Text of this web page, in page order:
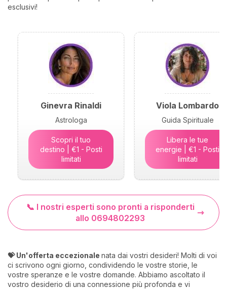
esclusivi!
Ginevra Rinaldi
Astrologa
Scopri il tuo
destino | €1 - Posti
limitati
Viola Lombardo
Guida Spirituale
Libera le tue
energie | €1 - Posti
limitati
📞 I nostri esperti sono pronti a risponderti
allo 0694802293
💝 Un'offerta eccezionale nata dai vostri desideri! Molti di voi
ci scrivono ogni giorno, condividendo le vostre storie, le
vostre speranze e le vostre domande. Abbiamo ascoltato il
vostro desiderio di una connessione più profonda e vi